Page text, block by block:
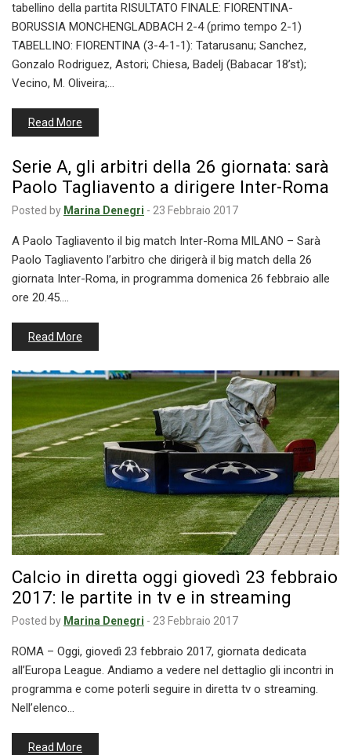
tabellino della partita RISULTATO FINALE: FIORENTINA-
BORUSSIA MONCHENGLADBACH 2-4 (primo tempo 2-1)
TABELLINO: FIORENTINA (3-4-1-1): Tatarusanu; Sanchez,
Gonzalo Rodriguez, Astori; Chiesa, Badelj (Babacar 18’st);
Vecino, M. Oliveira;…
Read More
Serie A, gli arbitri della 26 giornata: sarà
Paolo Tagliavento a dirigere Inter-Roma
Posted by Marina Denegri - 23 Febbraio 2017
A Paolo Tagliavento il big match Inter-Roma MILANO – Sarà
Paolo Tagliavento l’arbitro che dirigerà il big match della 26
giornata Inter-Roma, in programma domenica 26 febbraio alle
ore 20.45.…
Read More
Calcio in diretta oggi giovedì 23 febbraio
2017: le partite in tv e in streaming
Posted by Marina Denegri - 23 Febbraio 2017
ROMA – Oggi, giovedì 23 febbraio 2017, giornata dedicata
all’Europa League. Andiamo a vedere nel dettaglio gli incontri in
programma e come poterli seguire in diretta tv o streaming.
Nell’elenco…
Read More